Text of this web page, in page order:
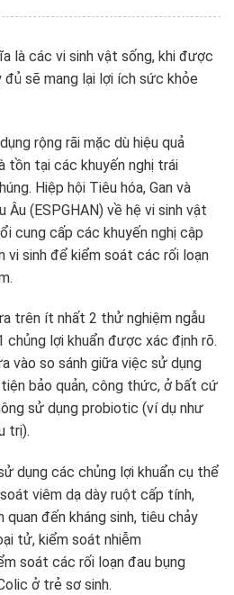
là các vi sinh vật sống, khi được
sẽ mang lại lợi ích sức khỏe
rộng rãi mặc dù hiệu quả
tồn tại các khuyến nghị trái
Hiệp hội Tiêu hóa, Gan và
Âu (ESPGHAN) về hệ vi sinh vật
cung cấp các khuyến nghị cập
vi sinh để kiểm soát các rối loạn
trên ít nhất 2 thử nghiệm ngẫu
lợi khuẩn được xác định rõ.
vào so sánh giữa việc sử dụng
bảo quản, công thức, ở bất cứ
sử dụng probiotic (ví dụ như
trị).
dụng các chủng lợi khuẩn cụ thể
viêm dạ dày ruột cấp tính,
đến kháng sinh, tiêu chảy
tử, kiểm soát nhiễm
soát các rối loạn đau bụng
ở trẻ sơ sinh.